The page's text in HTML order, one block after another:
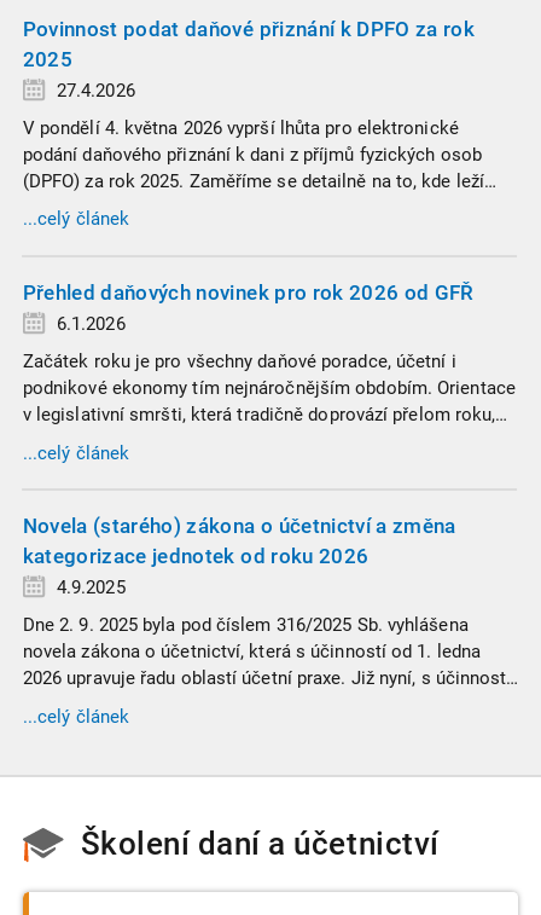
Povinnost podat daňové přiznání k DPFO za rok
2025
27.4.2026
V pondělí 4. května 2026 vyprší lhůta pro elektronické
podání daňového přiznání k dani z příjmů fyzických osob
(DPFO) za rok 2025. Zaměříme se detailně na to, kde leží
hranice povinnosti přiznání podat, jaké jsou nejčastější
chytáky v soubězích příjmů a na co si dát v roce 2026
...celý článek
Přehled daňových novinek pro rok 2026 od GFŘ
6.1.2026
Začátek roku je pro všechny daňové poradce, účetní i
podnikové ekonomy tím nejnáročnějším obdobím. Orientace
v legislativní smršti, která tradičně doprovází přelom roku,
vyžaduje nastudovat všechny novely a doprovodné
informace. Generální finanční ředitelství (GFŘ) zveřejnilo
žádného daňového profesionála.
...celý článek
Novela (starého) zákona o účetnictví a změna
kategorizace jednotek od roku 2026
4.9.2025
Dne 2. 9. 2025 byla pod číslem 316/2025 Sb. vyhlášena
novela zákona o účetnictví, která s účinností od 1. ledna
2026 upravuje řadu oblastí účetní praxe. Již nyní, s účinností
od 3. září 2025, platí nová, zvýšená kritéria pro zařazení firem
do velikostních a použijí se zpětně již pro účetní období
...celý článek
Školení daní a účetnictví